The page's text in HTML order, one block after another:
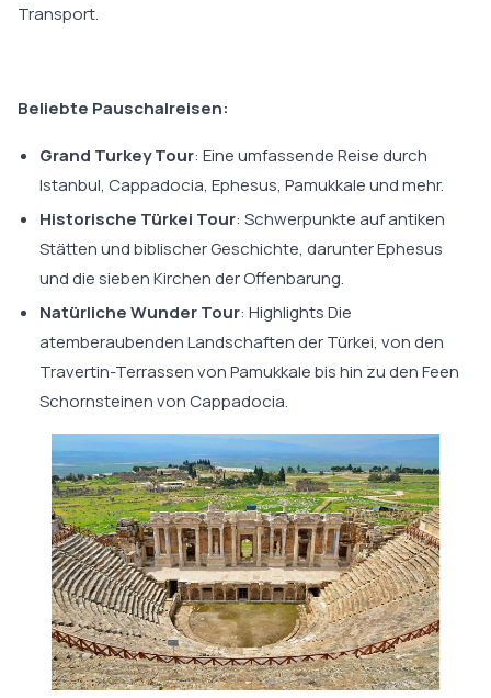
Transport.
Beliebte Pauschalreisen:
Grand Turkey Tour: Eine umfassende Reise durch
Istanbul, Cappadocia, Ephesus, Pamukkale und mehr.
Historische Türkei Tour: Schwerpunkte auf antiken
Stätten und biblischer Geschichte, darunter Ephesus
und die sieben Kirchen der Offenbarung.
Natürliche Wunder Tour: Highlights Die
atemberaubenden Landschaften der Türkei, von den
Travertin-Terrassen von Pamukkale bis hin zu den Feen
Schornsteinen von Cappadocia.